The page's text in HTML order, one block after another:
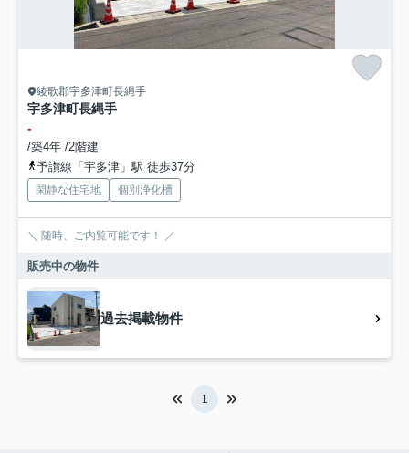
綾歌郡宇多津町長縄手
宇多津町長縄手
-
/築4年 /2階建
予讃線「宇多津」駅 徒歩37分
閑静な住宅地 個別浄化槽
＼ 随時、ご内覧可能です！ ／
販売中の物件
過去掲載物件
1